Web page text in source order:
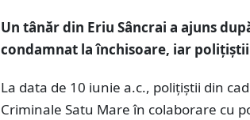
Un tânăr din Eriu Sâncrai a ajuns
condamnat la închisoare, iar polițiștii
La data de 10 iunie a.c., polițiștii din
Criminale Satu Mare în colaborare cu